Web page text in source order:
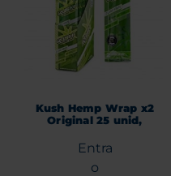
Kush Hemp Wrap x2
Original 25 unid,
Entra
o